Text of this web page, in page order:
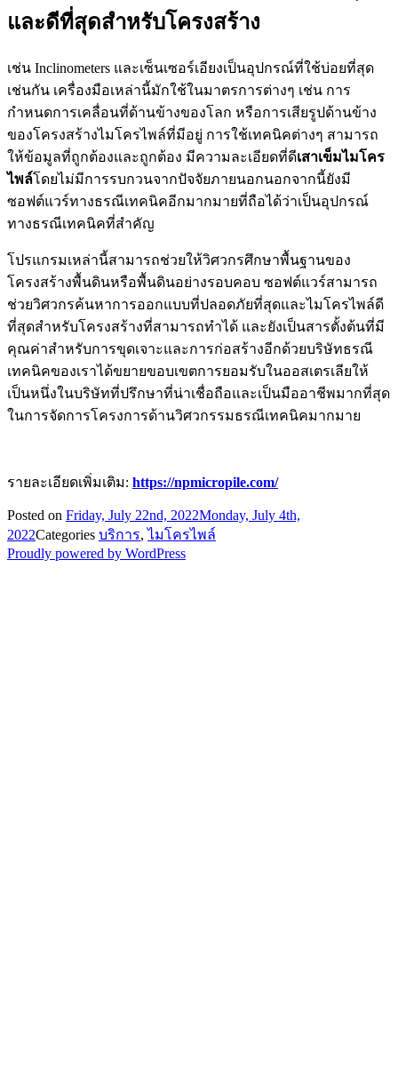
และดีที่สุดสำหรับโครงสร้าง
เช่น Inclinometers และเซ็นเซอร์เอียงเป็นอุปกรณ์ที่ใช้บ่อยที่สุด
เช่นกัน เครื่องมือเหล่านี้มักใช้ในมาตรการต่างๆ เช่น การ
กำหนดการเคลื่อนที่ด้านข้างของโลก หรือการเสียรูปด้านข้าง
ของโครงสร้างไมโครไพล์ที่มีอยู่ การใช้เทคนิคต่างๆ สามารถ
ให้ข้อมูลที่ถูกต้องและถูกต้อง มีความละเอียดที่ดีเสาเข็มไมโคร
ไพล์โดยไม่มีการรบกวนจากปัจจัยภายนอกนอกจากนี้ยังมี
ซอฟต์แวร์ทางธรณีเทคนิคอีกมากมายที่ถือได้ว่าเป็นอุปกรณ์
ทางธรณีเทคนิคที่สำคัญ
โปรแกรมเหล่านี้สามารถช่วยให้วิศวกรศึกษาพื้นฐานของ
โครงสร้างพื้นดินหรือพื้นดินอย่างรอบคอบ ซอฟต์แวร์สามารถ
ช่วยวิศวกรค้นหาการออกแบบที่ปลอดภัยที่สุดและไมโครไพล์ดี
ที่สุดสำหรับโครงสร้างที่สามารถทำได้ และยังเป็นสารตั้งต้นที่มี
คุณค่าสำหรับการขุดเจาะและการก่อสร้างอีกด้วยบริษัทธรณี
เทคนิคของเราได้ขยายขอบเขตการยอมรับในออสเตรเลียให้
เป็นหนึ่งในบริษัทที่ปรึกษาที่น่าเชื่อถือและเป็นมืออาชีพมากที่สุด
ในการจัดการโครงการด้านวิศวกรรมธรณีเทคนิคมากมาย
รายละเอียดเพิ่มเติม: https://npmicropile.com/
Posted on Friday, July 22nd, 2022Monday, July 4th,
2022Categories บริการ,ไมโครไพล์
Proudly powered by WordPress